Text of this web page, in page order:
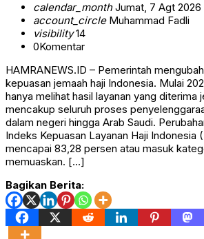
calendar_monthJumat, 7 Agt 2026
account_circleMuhammad Fadli
visibility14
0Komentar
HAMRANEWS.ID – Pemerintah
kepuasan jemaah haji Indonesia. Mulai
hanya melihat hasil layanan yang diterima
mencakup seluruh proses
dalam negeri hingga Arab Saudi.
Indeks Kepuasan Layanan Haji Indonesia
mencapai 83,28 persen atau masuk
memuaskan. […]
Bagikan Berita: